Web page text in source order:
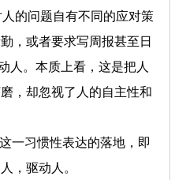
的问题自有不同的应对策
，或者要求写周报甚至日
人。本质上看，这是把人
，却忽视了人的自主性和
一习惯性表达的落地，即
，驱动人。